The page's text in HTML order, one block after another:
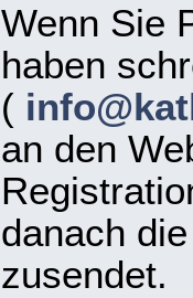
Wenn Sie
haben
(
an den
danach
zusendet.